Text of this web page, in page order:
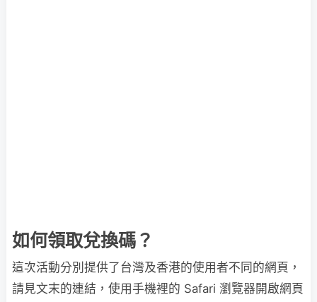
如何領取兌換碼？
這次活動分別提供了台灣及香港的使用者不同的網頁，
請見文末的連結，使用手機裡的 Safari 瀏覽器開啟網頁